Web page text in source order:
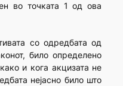
во точката 1 од ова
со одредбата од
било определено
и кога акцизата не
нејасно било што